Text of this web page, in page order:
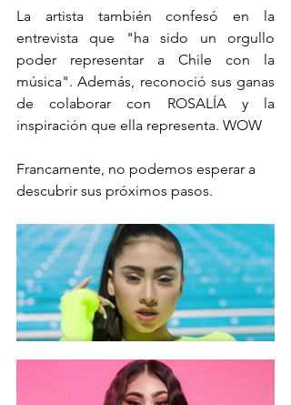
La artista también confesó en la
entrevista que "ha sido un orgullo
poder representar a Chile con la
música". Además, reconoció sus ganas
de colaborar con ROSALÍA y la
inspiración que ella representa. WOW
Francamente, no podemos esperar a
descubrir sus próximos pasos.